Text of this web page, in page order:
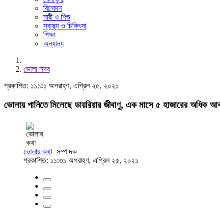
বিনোদন
নারী ও শিশু
স্বাস্থ্য ও চিকিৎসা
শিক্ষা
অন্যান্য
ভোলা সদর
প্রকাশিত: ১১:৩১ অপরাহ্ণ, এপ্রিল ২৫, ২০২১
ভোলায় পানিতে মিলেছে ডায়রিয়ার জীবাণু, এক মাসে ৫ হাজারের অধিক
ভোলার কথা সম্পাদক
প্রকাশিত: ১১:৩১ অপরাহ্ণ, এপ্রিল ২৫, ২০২১